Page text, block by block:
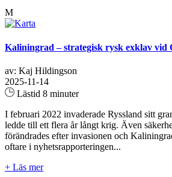
M
Kaliningrad – strategisk rysk exklav vid
av: Kaj Hildingson
2025-11-14
Lästid 8 minuter
I februari 2022 invaderade Ryssland sitt
ledde till ett flera år långt krig. Även
förändrades efter invasionen och
oftare i nyhetsrapporteringen...
+ Läs mer